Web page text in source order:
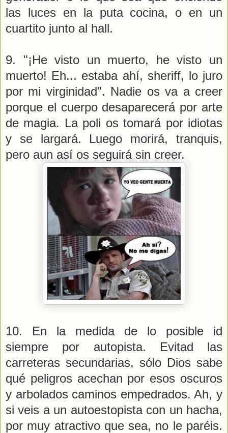
las luces en la puta cocina, o en un
cuartito junto al hall.
9. "¡He visto un muerto, he visto un
muerto! Eh... estaba ahí, sheriff, lo juro
por mi virginidad". Nadie os va a creer
porque el cuerpo desaparecerá por arte
de magia. La poli os tomará por idiotas
y se largará. Luego morirá, tranquis,
pero aun así os seguirá sin creer.
10. En la medida de lo posible id
siempre por autopista. Evitad las
carreteras secundarias, sólo Dios sabe
qué peligros acechan por esos oscuros
y arbolados caminos empedrados. Ah, y
si veis a un autoestopista con un hacha,
por muy atractivo que sea, no le paréis.